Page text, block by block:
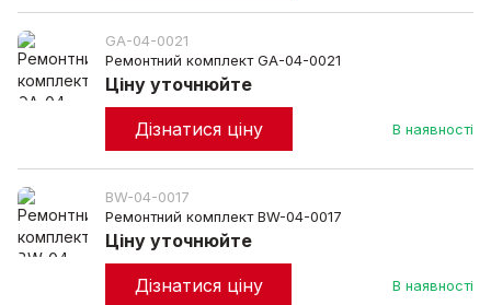
GA-04-0021
Ремонтний комплект GA-04-0021
В наявності
Ціну уточнюйте
Дізнатися ціну
BW-04-0017
Ремонтний комплект BW-04-0017
В наявності
Ціну уточнюйте
Дізнатися ціну